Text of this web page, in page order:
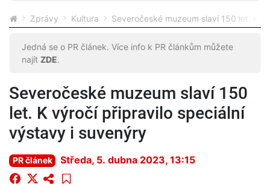
Zprávy Kultura Severočeské muzeum slaví 150 let. K
Jedná se o PR článek. Více info k PR článkům můžete
najít ZDE.
Severočeské muzeum slaví 150
let. K výročí připravilo speciální
výstavy i suvenýry
PR článek Středa, 5. dubna 2023, 13:15